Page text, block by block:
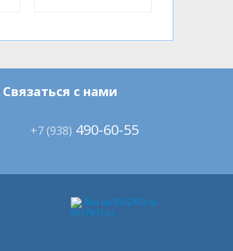
Связаться с нами
+7 (938) 490-60-55
Мы на BLIZKO.ru